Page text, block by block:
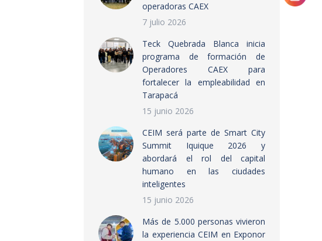
operadoras CAEX
7 julio 2026
Teck Quebrada Blanca inicia
programa de formación de
Operadores CAEX para
fortalecer la empleabilidad en
Tarapacá
15 junio 2026
CEIM será parte de Smart City
Summit Iquique 2026 y
abordará el rol del capital
humano en las ciudades
inteligentes
15 junio 2026
Más de 5.000 personas vivieron
la experiencia CEIM en Exponor